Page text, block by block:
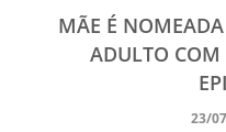
MÃE É
ADULTO COM
23/